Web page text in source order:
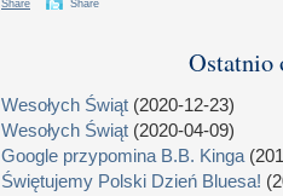
Share Share
Ostatnio
Wesołych Świąt (2020-12-23)
Wesołych Świąt (2020-04-09)
Google przypomina B.B. Kinga
Świętujemy Polski Dzień Bluesa!